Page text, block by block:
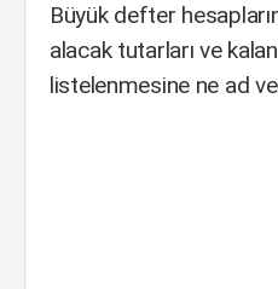
Büyük defter
alacak tutarları ve
listelenmesine ne ad